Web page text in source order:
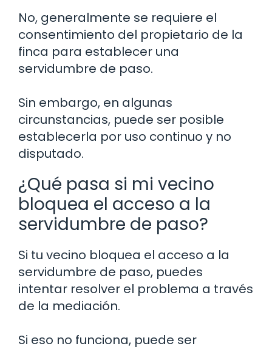
No, generalmente se requiere el
consentimiento del propietario de la
finca para establecer una
servidumbre de paso.
Sin embargo, en algunas
circunstancias, puede ser posible
establecerla por uso continuo y no
disputado.
¿Qué pasa si mi vecino
bloquea el acceso a la
servidumbre de paso?
Si tu vecino bloquea el acceso a la
servidumbre de paso, puedes
intentar resolver el problema a través
de la mediación.
Si eso no funciona, puede ser